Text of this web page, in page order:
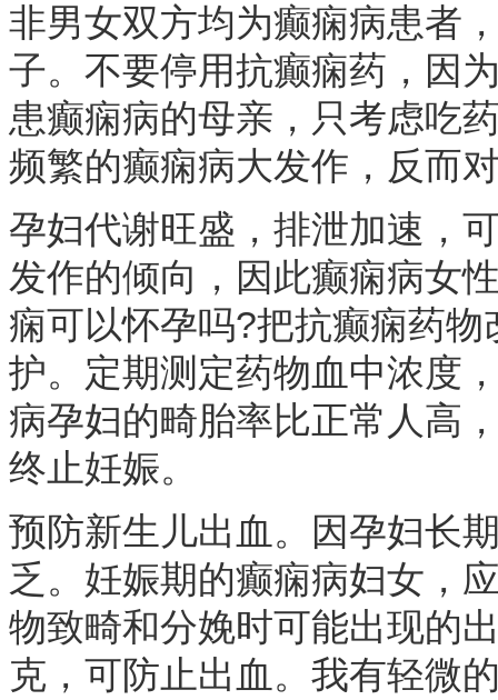
非男女双方均为癫痫病患者
子。不要停用抗癫痫药，因
患癫痫病的母亲，只考虑吃
频繁的癫痫病大发作，反而
孕妇代谢旺盛，排泄加速，
发作的倾向，因此癫痫病女
痫可以怀孕吗?把抗癫痫药
护。定期测定药物血中浓度
病孕妇的畸胎率比正常人高
终止妊娠。
预防新生儿出血。因孕妇长
乏。妊娠期的癫痫病妇女，
物致畸和分娩时可能出现的
克，可防止出血。我有轻微